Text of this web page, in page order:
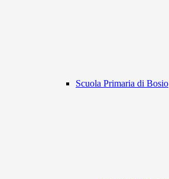
Scuola Primaria di Bosio